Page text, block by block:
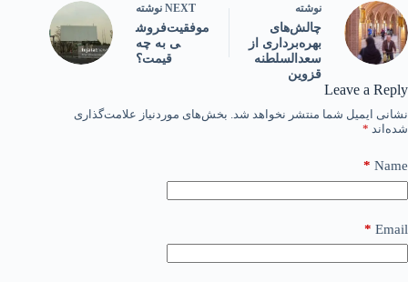
نوشته
چالش‌های
بهره‌برداری از
سعدالسلطنه
قزوین
NEXT نوشته
موفقیت‌فروش
ی به چه
قیمت؟
Leave a Reply
نشانی ایمیل شما منتشر نخواهد شد. بخش‌های موردنیاز علامت‌گذاری
شده‌اند *
Name
*
Email
*